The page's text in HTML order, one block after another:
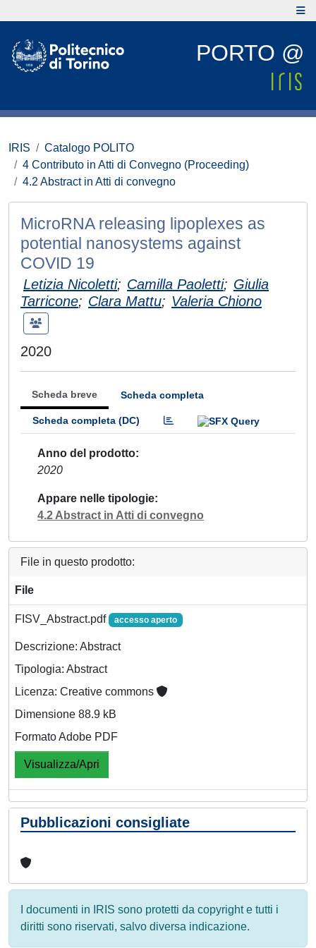
PORTO @
IRIS
Catalogo POLITO
4 Contributo in Atti di Convegno (Proceeding)
4.2 Abstract in Atti di convegno
MicroRNA releasing lipoplexes as
potential nanosystems against
COVID 19
Letizia Nicoletti; Camilla Paoletti; Giulia
Tarricone; Clara Mattu; Valeria Chiono
2020
Scheda breve Scheda completa
Scheda completa (DC)
Anno del prodotto
2020
Appare nelle tipologie
4.2 Abstract in Atti di convegno
File in questo prodotto:
File
FISV_Abstract.pdf accesso aperto
Descrizione: Abstract
Tipologia: Abstract
Licenza: Creative commons
Dimensione 88.9 kB
Formato Adobe PDF
Visualizza/Apri
Pubblicazioni consigliate
I documenti in IRIS sono protetti da copyright e tutti i
diritti sono riservati, salvo diversa indicazione.